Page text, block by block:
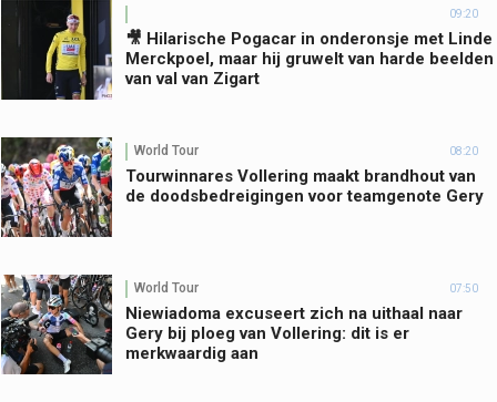
09:20
🎥 Hilarische Pogacar in onderonsje met Linde
Merckpoel, maar hij gruwelt van harde beelden
van val van Zigart
World Tour 08:20
Tourwinnares Vollering maakt brandhout van
de doodsbedreigingen voor teamgenote Gery
World Tour 07:50
Niewiadoma excuseert zich na uithaal naar
Gery bij ploeg van Vollering: dit is er
merkwaardig aan